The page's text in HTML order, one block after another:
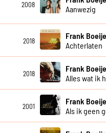
2008
Aanwezig
2018
Frank
Achterlaten
2018
Frank
Alles wat ik
2001
Frank
Als ik geen